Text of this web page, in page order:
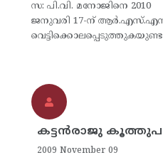
സ: പി.വി. മനോജിനെ 2010
ജനുവരി 17-ന്
കട്ടന്‍രാജു
2009 November 09